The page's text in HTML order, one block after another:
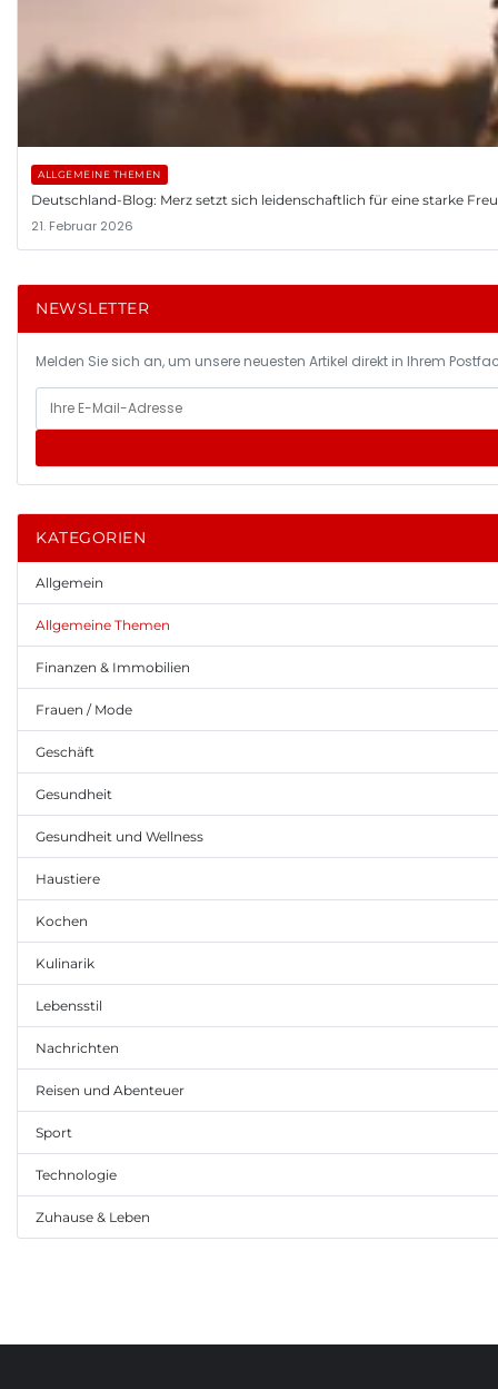
ALLGEMEINE THEMEN
Deutschland-Blog: Merz setzt sich leidenschaftlich für eine starke
21. Februar 2026
NEWSLETTER
Melden Sie sich an, um unsere neuesten Artikel direkt in Ihrem
KATEGORIEN
Allgemein
Allgemeine Themen
Finanzen & Immobilien
Frauen / Mode
Geschäft
Gesundheit
Gesundheit und Wellness
Haustiere
Kochen
Kulinarik
Lebensstil
Nachrichten
Reisen und Abenteuer
Sport
Technologie
Zuhause & Leben